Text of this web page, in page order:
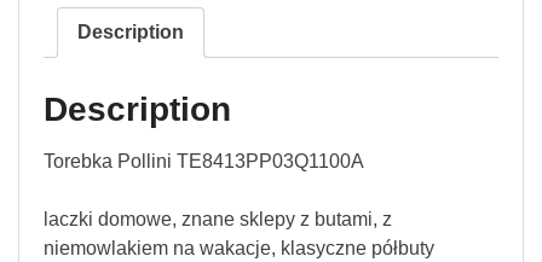
Description
Description
Torebka Pollini TE8413PP03Q1100A
laczki domowe, znane sklepy z butami, z
niemowlakiem na wakacje, klasyczne półbuty